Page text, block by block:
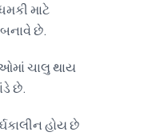
માટે
બનાવે છે.
ચાલુ થાય
છે.
હોય છે